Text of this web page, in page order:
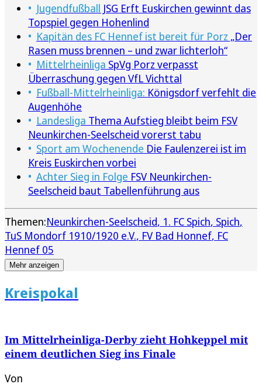
Jugendfußball JSG Erft Euskirchen gewinnt das
Topspiel gegen Hohenlind
Kapitän des FC Hennef ist bereit für Porz „Der
Rasen muss brennen – und zwar lichterloh“
Mittelrheinliga SpVg Porz verpasst
Überraschung gegen VfL Vichttal
Fußball-Mittelrheinliga: Königsdorf verfehlt die
Augenhöhe
Landesliga Thema Aufstieg bleibt beim FSV
Neunkirchen-Seelscheid vorerst tabu
Sport am Wochenende Die Faulenzerei ist im
Kreis Euskirchen vorbei
Achter Sieg in Folge FSV Neunkirchen-
Seelscheid baut Tabellenführung aus
Themen:Neunkirchen-Seelscheid 1. FC Spich Spich
TuS Mondorf 1910/1920 e.V. FV Bad Honnef FC
Hennef 05
Mehr anzeigen
Kreispokal
Im Mittelrheinliga-Derby zieht Hohkeppel mit
einem deutlichen Sieg ins Finale
Von